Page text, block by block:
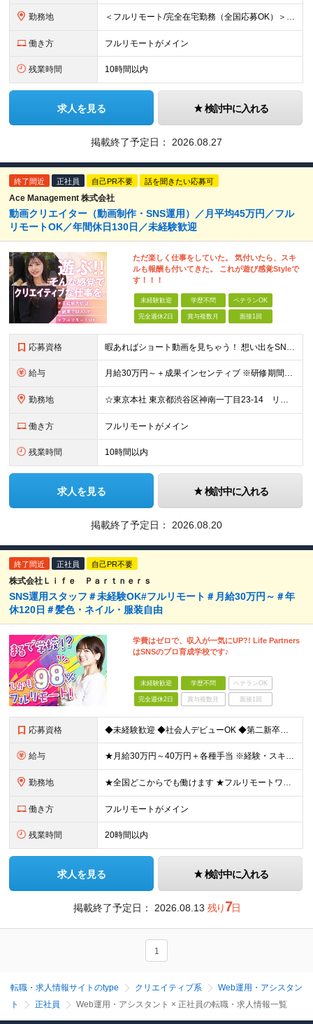
勤務地 ＜フルリモート/完全在宅勤務（全国応募OK）＞ ★自宅/カフェなど、あなたが働きやすい場所で働けます ★転居を伴う転勤はありません ★全国47都道府県どこからでも応募OK ■本社 東京都新宿区山吹町
働き方 フルリモートがメイン
残業時間 10時間以内
求人を見る 検討中に入れる
掲載終了予定日： 2026.08.27
終了間近 正社員 自己PR不要 話を聞きたい応募可
Ace Management 株式会社
動画クリエイター（動画制作・SNS運用）／月平均45万円／フル
リモートOK／年間休日130日／未経験歓迎
ただ楽しく仕事をしていた。 気付いたら、スキ
ルも報酬も付いてきた。 これが遊び感覚Styleで
す！！！
未経験歓迎 学歴不問 ベテランOK
完全週休2日 賞与複数月 面接1回
応募資格 暇あればショート動画を見ちゃう！ 想い出をSNSにアップしちゃう！ 【そんな方が活躍できる会社です！！】 ＝＝＝ 今 の 仕 事 を 続 け て い て も 何 者 に も な れ な い 。
給与 月給30万円～＋成果インセンティブ ※研修期間6カ月間
勤務地 ☆東京本社 東京都渋谷区神南一丁目23-14 リージャス渋谷公園通り7F ☆新宿支社 東京都新宿区西新宿3-7-1 新宿パークタワー N棟30F ☆池袋支社 東京都豊島区南池袋1-16-15 ダイ
働き方 フルリモートがメイン
残業時間 10時間以内
求人を見る 検討中に入れる
掲載終了予定日： 2026.08.20
終了間近 正社員 自己PR不要
株式会社Ｌｉｆｅ Ｐａｒｔｎｅｒｓ
SNS運用スタッフ＃未経験OK#フルリモート＃月給30万円～＃年
休120日＃髪色・ネイル・服装自由
学費はゼロで、収入が一気にUP?! Life Partners
はSNSのプロ育成学校です♪
未経験歓迎 学歴不問 ベテランOK
完全週休2日 賞与複数月 面接1回
応募資格 ◆未経験歓迎 ◆社会人デビューOK ◆第二新卒も歓迎 ◆学歴不問 ………………‥・*.+ 応募時に特別なスキルや経験は必要ありません。 正社員経験がない方も歓迎します！ +.*・‥……………… L
給与 ★月給30万円～40万円＋各種手当 ※経験・スキルを考慮して金額を決定します ※上記月給は固定残業代（20時間分／3万2000円～）を含む ※超過分は別途支給します ★試用期間：7ヶ月間あり（待遇に
勤務地 ★全国どこからでも働けます ★フルリモートワークが可能 ★希望に100％応じます！ ■所属は横浜本社となります。 神奈川県横浜市中区長者町2-6-3 テクノサイシング長者町ビル7F ※(変更の範囲)
働き方 フルリモートがメイン
残業時間 20時間以内
求人を見る 検討中に入れる
掲載終了予定日： 2026.08.13 残り7日
1
転職・求人情報サイトのtype クリエイティブ系
Web運用・アシスタン
ト
正社員 Web運用・アシスタント × 正社員の転職・求人情報一覧